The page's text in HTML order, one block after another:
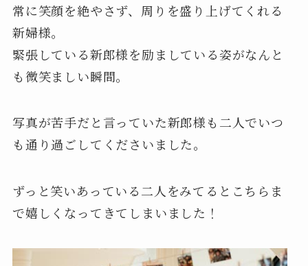
常に笑顔を絶やさず、周りを盛り上げてくれる
新婦様。
緊張している新郎様を励ましている姿がなんと
も微笑ましい瞬間。
写真が苦手だと言っていた新郎様も二人でいつ
も通り過ごしてくださいました。
ずっと笑いあっている二人をみてるとこちらま
で嬉しくなってきてしまいました！